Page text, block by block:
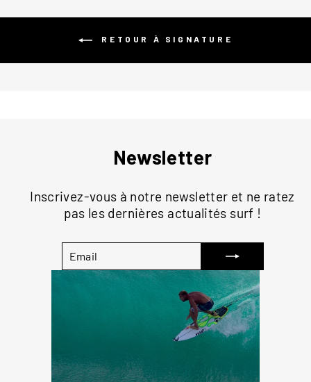
RETOUR À SIGNATURE
Newsletter
Inscrivez-vous à notre newsletter et ne ratez
pas les dernières actualités surf !